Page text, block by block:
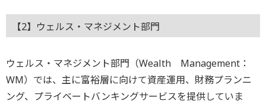
【2】ウェルス・マネジメント部門
ウェルス・マネジメント部門（Wealth Management：
WM）では、主に富裕層に向けて資産運用、財務プランニ
ング、プライベートバンキングサービスを提供していま